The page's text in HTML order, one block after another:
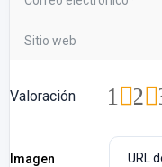
Valoración 2
1
Imagen